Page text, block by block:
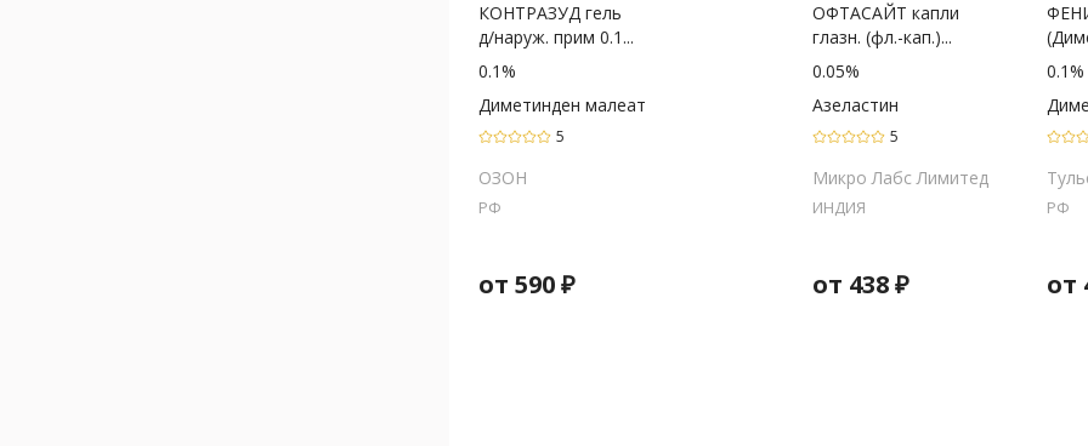
КОНТРАЗУД гель
д/наруж. прим 0.1...
0.1%
Диметинден малеат
5
ОЗОН
РФ
от 590₽
ОФТАСАЙТ капли
глазн. (фл.-кап.)...
0.05%
Азеластин
5
Микро Лабс Лимитед
ИНДИЯ
от 438₽
0.1%
РФ
от